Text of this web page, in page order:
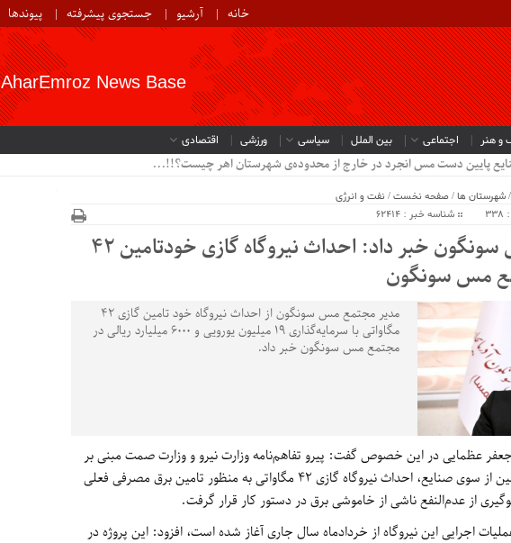
خانه آرشیو جستجوی پیشرفته پیوندها
AharEmroz News Base
و هنر اجتماعی بین الملل سیاسی ورزشی اقتصادی
پایین دست مس انجرد در خارج از محدوده‌ی شهرستان اهر چیست؟!!...
/شهرستان ها/صفحه نخست/نفت و انرژی
شناسه خبر : 62414
مدیر مجتمع مس سونگون خبر داد: احداث نیروگاه گازی خودتامین 42
مس سونگون
مدیر مجتمع مس سونگون از احداث نیروگاه خود تامین گازی 42
مگاواتی با سرمایه‌گذاری 19 میلیون یورویی و 6000 میلیارد ریالی در
مجتمع مس سونگون خبر داد.
عظمایی در این خصوص گفت: پیرو تفاهم‌نامه وزارت نیرو و وزارت صمت مبنی بر
احداث نیروگاه‌های خود تامین از سوی صنایع، احداث نیروگاه گازی 42 مگاواتی به منظور تامین برق مصرفی فعلی
از عدم‌النفع ناشی از خاموشی برق در دستور کار قرار گرفت.
اجرایی این نیروگاه از خردادماه سال جاری آغاز شده است، افزود: این پروژه در